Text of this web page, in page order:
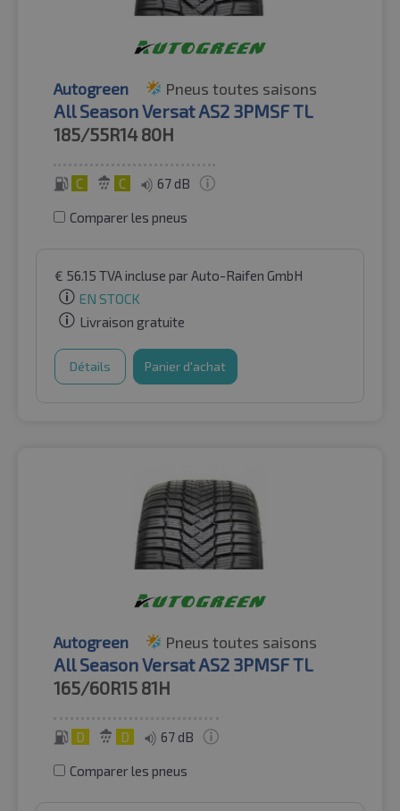
Autogreen Pneus toutes saisons
All Season Versat AS2 3PMSF TL
185/55R14 80H
C C 67 dB
Comparer les pneus
€ 56.15 TVA incluse par Auto-Raifen GmbH
EN STOCK
Livraison gratuite
Détails Panier d'achat
Autogreen Pneus toutes saisons
All Season Versat AS2 3PMSF TL
165/60R15 81H
D D 67 dB
Comparer les pneus